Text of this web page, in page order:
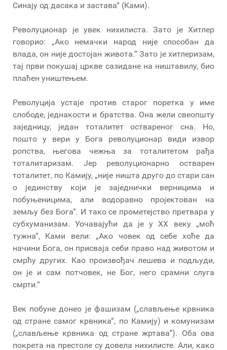
Синају од дасака и застава“ (Ками).
Револуционар је увек нихилиста. Зато је Хитлер
говорио: „Ако немачки народ није способан да
влада, он није достојан живота.“ Зато је хитлеризам,
тај први покушај цркве сазидане на ништавилу, био
плаћен уништењем.
Револуција устаје против старог поретка у име
слободе, једнакости и братства. Она жели свеопшту
заједницу, један тоталитет оствареног сна. Но,
пошто у вери у Бога револуционар види извор
ропства, његова чежња за тоталитетом рађа
тоталитаризам. Јер револуционарно остварен
тоталитет, по Камију, „није ништа друго до стари сан
о јединству који је заједнички верницима и
побуњеницима, али водоравно пројектован на
земљу без Бога“. И тако се прометејство претвара у
субхуманизам. Уочавајући да је у XX веку „моћ
тужна“, Ками вели: „Ако човек од себе хоће да
начини Бога, он присваја себи право над животом и
смрћу других. Као произвођач лешева и подљуди,
он је и сам потчовек, не Бог, него срамни слуга
смрти.“
Век побуне донео је фашизам („слављење крвника
од стране самог крвника“, по Камију) и комунизам
(„слављење крвника од стране жртава“). Оба ова
покрета на престоле су довела нихилисте. Али, како